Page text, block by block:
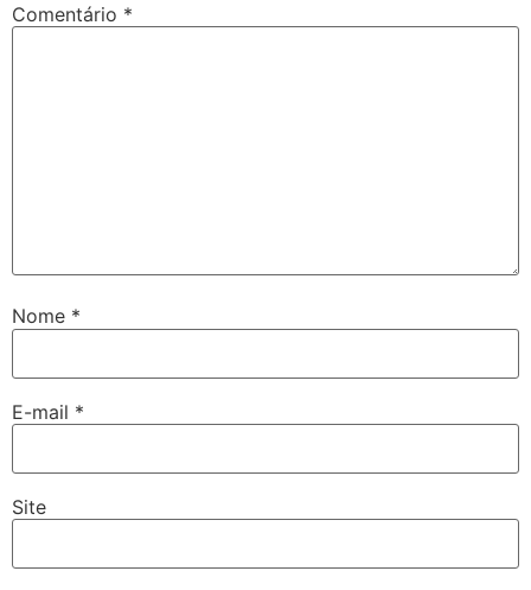
Comentário *
Nome *
E-mail *
Site